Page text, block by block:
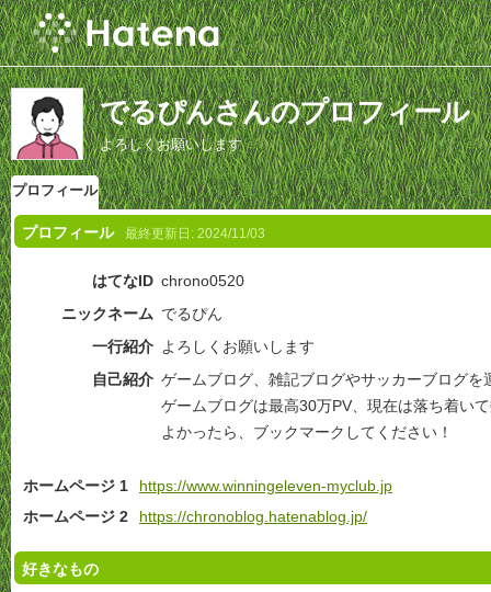
でるぴんさんのプロフィール
よろしくお願いします
プロフィール
プロフィール 最終更新日: 2024/11/03
はてなID chrono0520
ニックネーム でるぴん
一行紹介 よろしくお願いします
自己紹介 ゲームブログ、雑記ブログやサッカーブログを
ゲームブログは最高30万PV、現在は落ち着い
よかったら、ブックマークしてください！
ホームページ 1
https://www.winningeleven-myclub.jp
ホームページ 2
https://chronoblog.hatenablog.jp/
好きなもの